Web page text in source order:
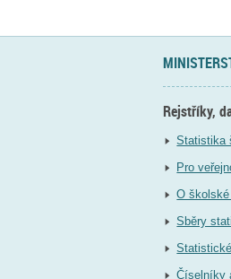
Rejstříky,
Statistika
Pro
O
Sběry
Číselníky